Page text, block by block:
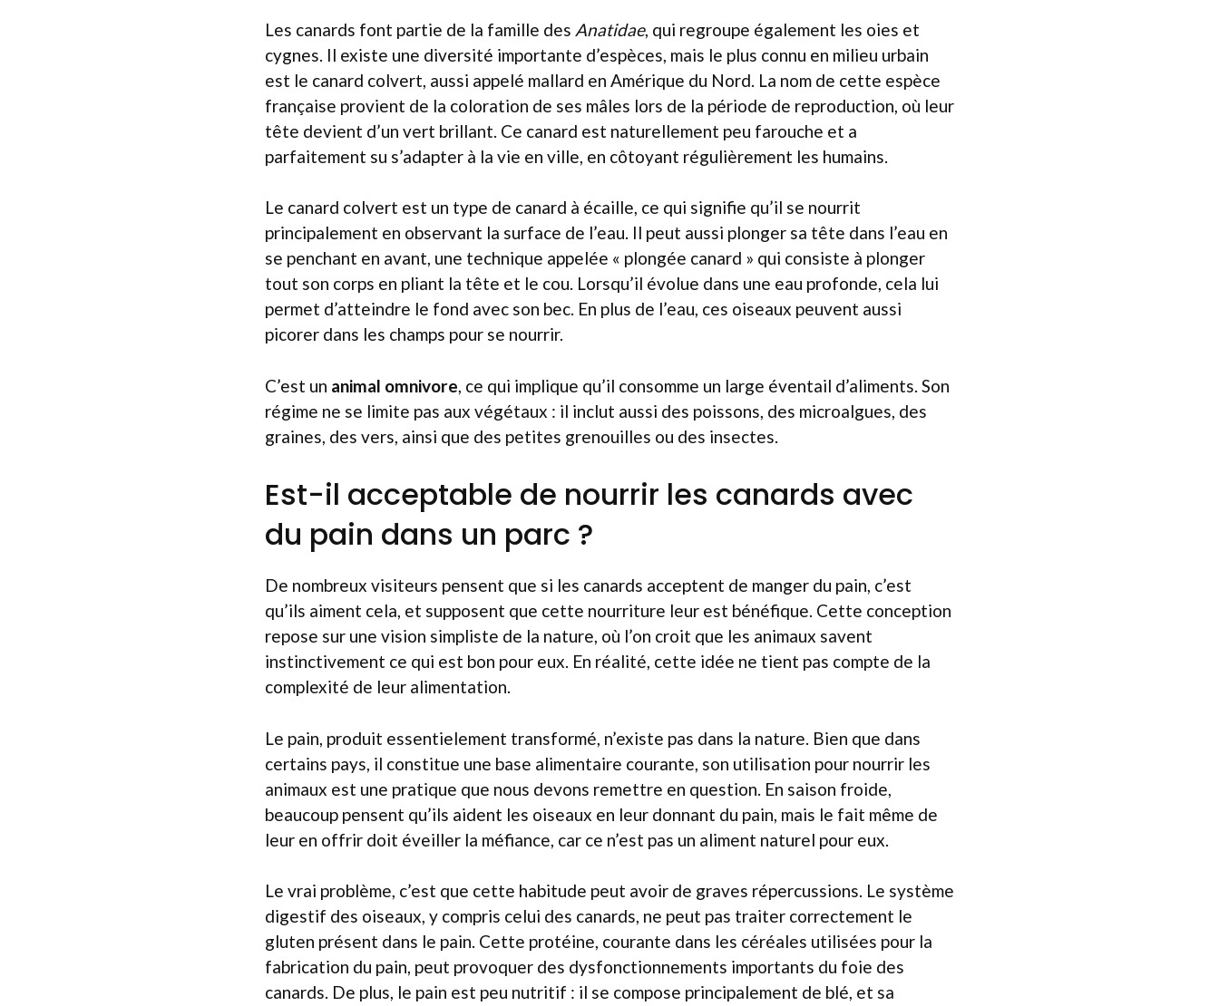
Les canards font partie de la famille des Anatidae, qui regroupe également les oies et
cygnes. Il existe une diversité importante d’espèces, mais le plus connu en milieu urbain
est le canard colvert, aussi appelé mallard en Amérique du Nord. La nom de cette espèce
française provient de la coloration de ses mâles lors de la période de reproduction, où leur
tête devient d’un vert brillant. Ce canard est naturellement peu farouche et a
parfaitement su s’adapter à la vie en ville, en côtoyant régulièrement les humains.
Le canard colvert est un type de canard à écaille, ce qui signifie qu’il se nourrit
principalement en observant la surface de l’eau. Il peut aussi plonger sa tête dans l’eau en
se penchant en avant, une technique appelée « plongée canard » qui consiste à plonger
tout son corps en pliant la tête et le cou. Lorsqu’il évolue dans une eau profonde, cela lui
permet d’atteindre le fond avec son bec. En plus de l’eau, ces oiseaux peuvent aussi
picorer dans les champs pour se nourrir.
C’est un animal omnivore , ce qui implique qu’il consomme un large éventail d’aliments. Son
régime ne se limite pas aux végétaux : il inclut aussi des poissons, des microalgues, des
graines, des vers, ainsi que des petites grenouilles ou des insectes.
Est-il acceptable de nourrir les canards avec
du pain dans un parc ?
De nombreux visiteurs pensent que si les canards acceptent de manger du pain, c’est
qu’ils aiment cela, et supposent que cette nourriture leur est bénéfique. Cette conception
repose sur une vision simpliste de la nature, où l’on croit que les animaux savent
instinctivement ce qui est bon pour eux. En réalité, cette idée ne tient pas compte de la
complexité de leur alimentation.
Le pain, produit essentielement transformé, n’existe pas dans la nature. Bien que dans
certains pays, il constitue une base alimentaire courante, son utilisation pour nourrir les
animaux est une pratique que nous devons remettre en question. En saison froide,
beaucoup pensent qu’ils aident les oiseaux en leur donnant du pain, mais le fait même de
leur en offrir doit éveiller la méfiance, car ce n’est pas un aliment naturel pour eux.
Le vrai problème, c’est que cette habitude peut avoir de graves répercussions. Le système
digestif des oiseaux, y compris celui des canards, ne peut pas traiter correctement le
gluten présent dans le pain. Cette protéine, courante dans les céréales utilisées pour la
fabrication du pain, peut provoquer des dysfonctionnements importants du foie des
canards. De plus, le pain est peu nutritif : il se compose principalement de blé, et sa